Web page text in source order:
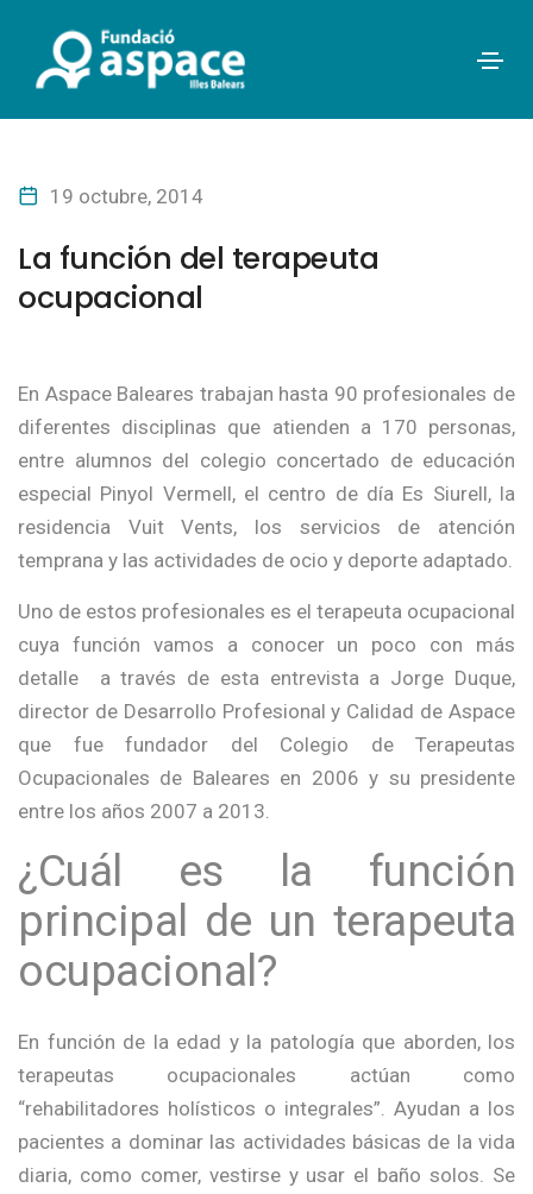
19 octubre, 2014
La función del terapeuta
ocupacional
En Aspace Baleares trabajan hasta 90 profesionales de
diferentes disciplinas que atienden a 170 personas,
entre alumnos del colegio concertado de educación
especial Pinyol Vermell, el centro de día Es Siurell, la
residencia Vuit Vents, los servicios de atención
temprana y las actividades de ocio y deporte adaptado.
Uno de estos profesionales es el terapeuta ocupacional
cuya función vamos a conocer un poco con más
detalle a través de esta entrevista a Jorge Duque,
director de Desarrollo Profesional y Calidad de Aspace
que fue fundador del Colegio de Terapeutas
Ocupacionales de Baleares en 2006 y su presidente
entre los años 2007 a 2013.
¿Cuál es la función
principal de un terapeuta
ocupacional?
En función de la edad y la patología que aborden, los
terapeutas ocupacionales actúan como
“rehabilitadores holísticos o integrales”. Ayudan a los
pacientes a dominar las actividades básicas de la vida
diaria, como comer, vestirse y usar el baño solos. Se